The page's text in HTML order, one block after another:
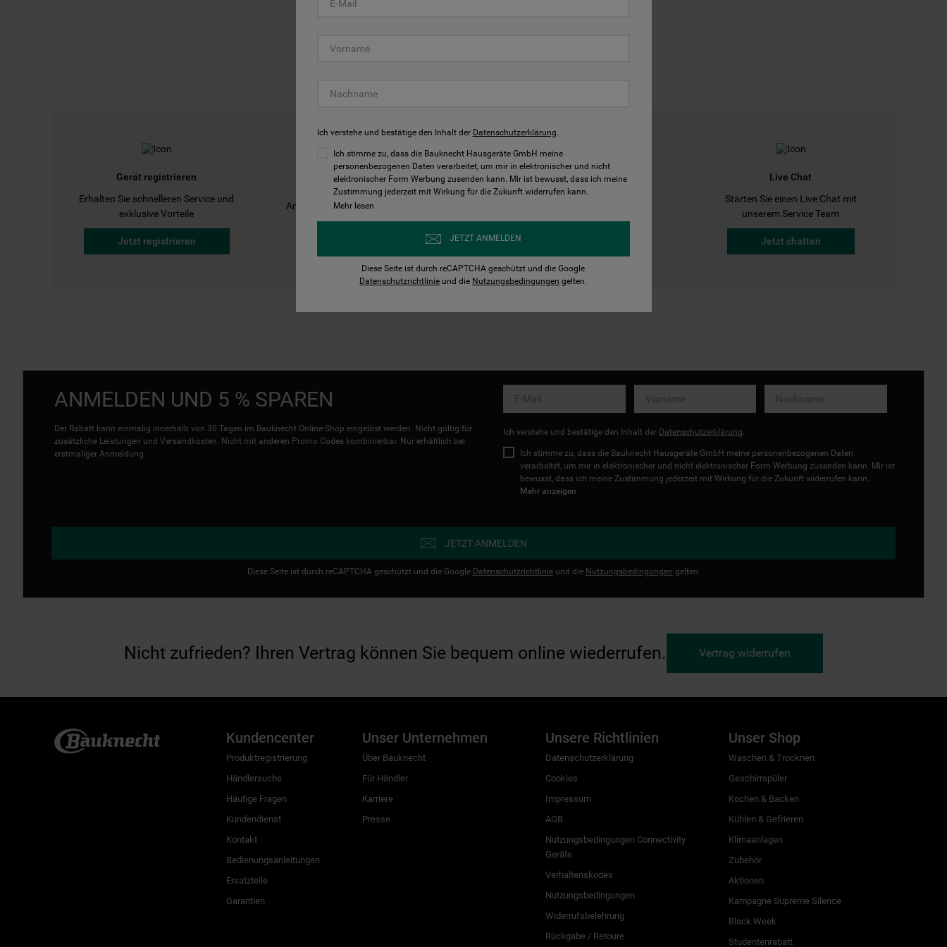
Gerät registrieren
Erhalten Sie schnelleren Service und
exklusive Vorteile
Jetzt registrieren
Bedienungsanleitungen
Anleitungen finden und herunterladen
Kontakt
Live Chat
Starten Sie einen Live Chat mit
unserem Service Team
Jetzt chatten
ANMELDEN UND 5 % SPAREN
Der Rabatt kann einmalig innerhalb von 30 Tagen im Bauknecht Online-Shop eingelöst werden. Nicht gültig für
zusätzliche Leistungen und Versandkosten. Nicht mit anderen Promo Codes kombinierbar. Nur erhältlich bei
erstmaliger Anmeldung.
Ich verstehe und bestätige den Inhalt der Datenschutzerklärung
Ich stimme zu, dass die Bauknecht Hausgeräte GmbH meine personenbezogenen Daten
verarbeitet, um mir in elektronischer und nicht elektronischer Form Werbung zusenden kann. Mir ist
bewusst, dass ich meine Zustimmung jederzeit mit Wirkung für die Zukunft widerrufen kann.
Mehr anzeigen
JETZT ANMELDEN
Diese Seite ist durch reCAPTCHA geschützt und die Google Datenschutzrichtlinieund die Nutzungsbedingungen gelten.
Nicht zufrieden? Ihren Vertrag können Sie bequem online wiederrufen. Vertrag widerrufen
Kundencenter
Produktregistrierung
Händlersuche
Häufige Fragen
Kundendienst
Kontakt
Bedienungsanleitungen
Ersatzteile
Garantien
Unser Unternehmen
Über Bauknecht
Für Händler
Karriere
Presse
Unsere Richtlinien
Datenschutzerklärung
Cookies
Impressum
AGB
Nutzungsbedingungen Connectivity
Geräte
Verhaltenskodex
Nutzungsbedingungen
Widerrufsbelehrung
Rückgabe / Retoure
Unser Shop
Waschen & Trocknen
Geschirrspüler
Kochen & Backen
Kühlen & Gefrieren
Klimaanlagen
Zubehör
Aktionen
Kampagne Supreme Silence
Black Week
Studentenrabatt
Ich verstehe und bestätige den Inhalt der Datenschutzerklärung.
Ich stimme zu, dass die Bauknecht Hausgeräte GmbH meine
personenbezogenen Daten verarbeitet, um mir in elektronischer und nicht
elektronischer Form Werbung zusenden kann. Mir ist bewusst, dass ich meine
Zustimmung jederzeit mit Wirkung für die Zukunft widerrufen kann.
Mehr lesen
JETZT ANMELDEN
Diese Seite ist durch reCAPTCHA geschützt und die Google
Datenschutzrichtlinie und die Nutzungsbedingungen gelten.